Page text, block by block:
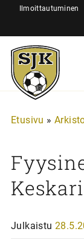
SiirryIlmoittautuminen
Sjk-
Juniorit
Etusivu »
Julkaistu